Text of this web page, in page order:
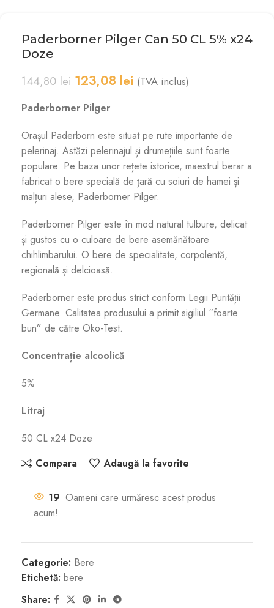
Paderborner Pilger Can 50 CL 5% x24
Doze
144,80lei 123,08 lei (TVA inclus)
Paderborner Pilger
Orașul Paderborn este situat pe rute importante de
pelerinaj. Astăzi pelerinajul și drumețiile sunt foarte
populare. Pe baza unor rețete istorice, maestrul berar a
fabricat o bere specială de țară cu soiuri de hamei și
malțuri alese, Paderborner Pilger.
Paderborner Pilger este în mod natural tulbure, delicat
și gustos cu o culoare de bere asemănătoare
chihlimbarului. O bere de specialitate, corpolentă,
regională și delcioasă.
Paderborner este produs strict conform Legii Purității
Germane. Calitatea produsului a primit sigiliul “foarte
bun” de către Oko-Test.
Concentrație alcoolică
5%
Litraj
50 CL x24 Doze
Compara
Adaugă la favorite
19 Oameni care urmăresc acest produs
acum!
Categorie: Bere
Etichetă: bere
Share: